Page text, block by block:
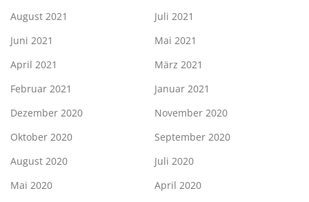
August 2021
Juli 2021
Juni 2021
Mai 2021
April 2021
März 2021
Februar 2021
Januar 2021
Dezember 2020
November 2020
Oktober 2020
September 2020
August 2020
Juli 2020
Mai 2020
April 2020